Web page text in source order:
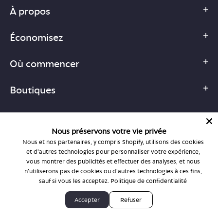
À propos
Économisez
Où commencer
Boutiques
1-877-755-6659
support@bonlook.com
© BonLook 2026, exploité par BonLook Optique et BonLook BC.
Dr Frédéric Marchand, optométriste.
Nous préservons votre vie privée
Nous et nos partenaires, y compris Shopify, utilisons des cookies
et d'autres technologies pour personnaliser votre expérience,
vous montrer des publicités et effectuer des analyses, et nous
n'utiliserons pas de cookies ou d'autres technologies à ces fins,
sauf si vous les acceptez. Politique de confidentialité
Accepter Refuser